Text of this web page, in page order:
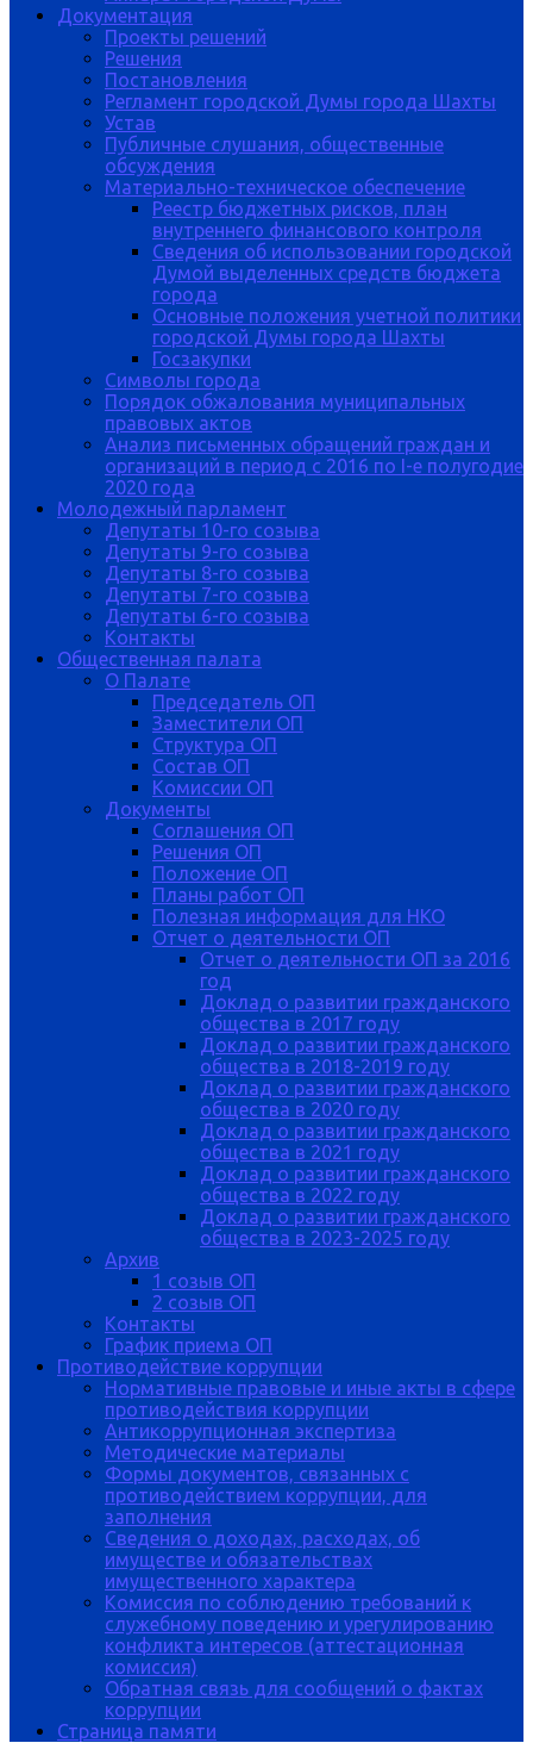
Документация
Проекты решений
Решения
Постановления
Регламент городской Думы города Шахты
Устав
Публичные слушания, общественные
обсуждения
Материально-техническое обеспечение
Реестр бюджетных рисков, план
внутреннего финансового контроля
Сведения об использовании городской
Думой выделенных средств бюджета
города
Основные положения учетной политики
городской Думы города Шахты
Госзакупки
Символы города
Порядок обжалования муниципальных
правовых актов
Анализ письменных обращений граждан и
организаций в период с 2016 по I-е полугодие
2020 года
Молодежный парламент
Депутаты 10-го созыва
Депутаты 9-го созыва
Депутаты 8-го созыва
Депутаты 7-го созыва
Депутаты 6-го созыва
Контакты
Общественная палата
О Палате
Председатель ОП
Заместители ОП
Структура ОП
Состав ОП
Комиссии ОП
Документы
Соглашения ОП
Решения ОП
Положение ОП
Планы работ ОП
Полезная информация для НКО
Отчет о деятельности ОП
Отчет о деятельности ОП за 2016
год
Доклад о развитии гражданского
общества в 2017 году
Доклад о развитии гражданского
общества в 2018-2019 году
Доклад о развитии гражданского
общества в 2020 году
Доклад о развитии гражданского
общества в 2021 году
Доклад о развитии гражданского
общества в 2022 году
Доклад о развитии гражданского
общества в 2023-2025 году
Архив
1 созыв ОП
2 созыв ОП
Контакты
График приема ОП
Противодействие коррупции
Нормативные правовые и иные акты в сфере
противодействия коррупции
Антикоррупционная экспертиза
Методические материалы
Формы документов, связанных с
противодействием коррупции, для
заполнения
Сведения о доходах, расходах, об
имуществе и обязательствах
имущественного характера
Комиссия по соблюдению требований к
служебному поведению и урегулированию
конфликта интересов (аттестационная
комиссия)
Обратная связь для сообщений о фактах
коррупции
Страница памяти